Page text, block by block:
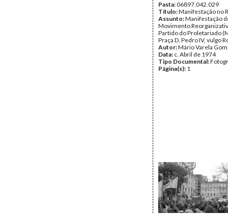
Pasta:06897.042.029
Título:Manifestação no
Assunto:Manifestação
Movimento
Partido do Proletariado
Praça D. Pedro IV, vulgo
Autor:Mário Varela
Data: c. Abril de 1974
Tipo Documental:
Página(s): 1